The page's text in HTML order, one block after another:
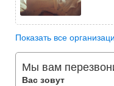
Показать все
Мы вам
Вас зовут